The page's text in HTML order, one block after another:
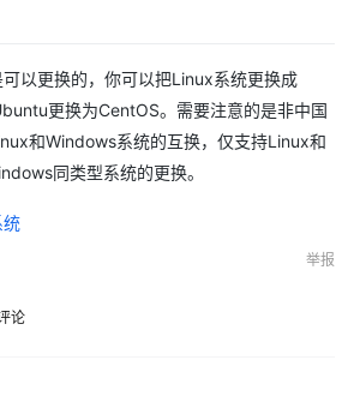
以更换的，你可以把Linux系统更换成
更换为CentOS。需要注意的是非中国
和Windows系统的互换，仅支持Linux和
同类型系统的更换。
统
举报
论